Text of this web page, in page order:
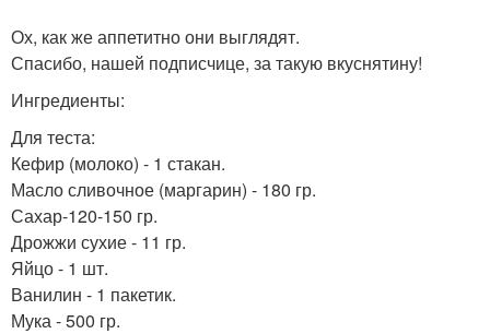
Рогалики на сметанном
тесте
Творожные рогалики
Быстрые рогалики
Ох, как же аппетитно они выглядят.
Спасибо, нашей подписчице, за такую вкуснятину!
Ингредиенты:
Для теста:
Кефир (молоко) - 1 стакан.
Масло сливочное (маргарин) - 180 гр.
Сахар-120-150 гр.
Дрожжи сухие - 11 гр.
Яйцо - 1 шт.
Ванилин - 1 пакетик.
Мука - 500 гр.